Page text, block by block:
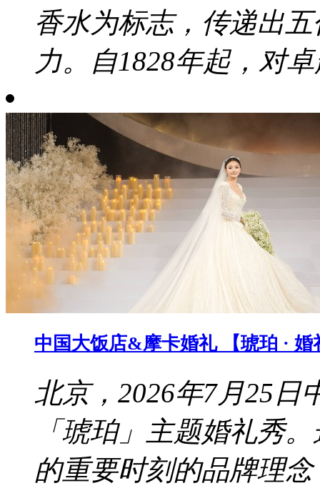
香水为标志，传递出
力。自1828年起，对
中国大饭店&摩卡婚礼 【琥珀 ·
北京，2026年7月25日
「琥珀」主题婚礼秀
的重要时刻的品牌理念